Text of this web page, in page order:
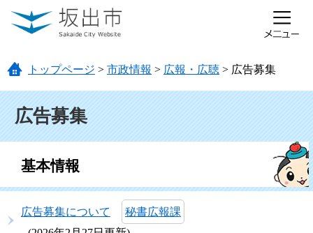
ページの先頭です。
メニューを飛ばして本文へ
トップページ > 市政情報 > 広報・広聴 > 広告募集
広告募集
基本情報
広告募集について
秘書広報課